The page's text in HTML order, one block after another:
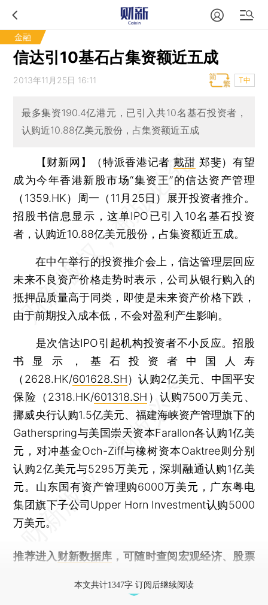
金融
信达引10基石占集资额近五成
2013年11月25日 16:11 T中
最多集资190.4亿港元，已引入共10名基石投资者，
认购近10.88亿美元股份，占集资额近五成
【财新网】（特派香港记者 戴甜 郑斐） 有望
成为今年香港新股市场“集资王”的信达资产管理
（1359.HK）周一（11月25日）展开投资者推介。
招股书信息显示，这单IPO已引入10名基石投资
者，认购近10.88亿美元股份，占集资额近五成。
在中午举行的投资推介会上，信达管理层回应
未来不良资产价格走势时表示，公司从银行购入的
抵押品质量高于同类，即使是未来资产价格下跌，
由于前期投入成本低，不会对盈利产生影响。
是次信达IPO引起机构投资者不小反应。招股
书显示，基石投资者中国人寿
（2628.HK/601628.SH）认购2亿美元、中国平安
保险（2318.HK/601318.SH ）认购7500万美元、
挪威央行认购1.5亿美元、福建海峡资产管理旗下的
Gatherspring与美国崇天资本Farallon各认购1亿美
元，对冲基金Och-Ziff与橡树资本Oaktree则分别
认购2亿美元与5295万美元，深圳融通认购1亿美
元。山东国有资产管理购6000万美元，广东粤电
集团旗下子公司Upper Horn Investment认购5000
万美元。
推荐进入 财新数据库 ，可随时查阅宏观经济、股票
本文共计1347字 订阅后继续阅读